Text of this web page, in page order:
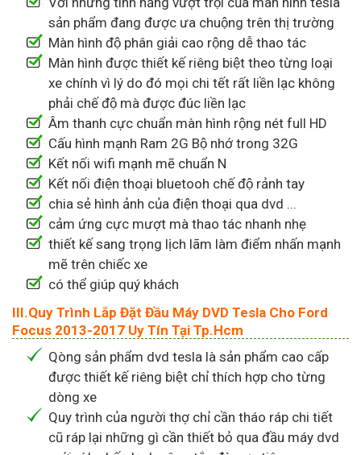
sản phẩm đang được ưa chuộng trên thị trường
Màn hình độ phân giải cao rộng dễ thao tác
Màn hình được thiết kế riêng biệt theo từng loại
xe chính vì lý do đó mọi chi tết rất liền lạc không
phải chế độ mà được đúc liền lạc
Âm thanh cực chuẩn màn hình rộng nét full HD
Cấu hình mạnh Ram 2G Bộ nhớ trong 32G
Kết nối wifi mạnh mẽ chuẩn N
Kết nối điện thoại bluetooh chế độ rảnh tay
chia sẻ hình ảnh của điện thoại qua dvd ...
cảm ứng cực mượt mà thao tác nhanh nhẹ
thiết kế sang trọng lịch lãm làm điểm nhấn mạnh
mẽ trên chiếc xe
có thể giúp quý khách
III.Quy Trình Lắp Đặt Đầu Máy DVD Tesla Cho Ford
Focus 2013-2017 Uy Tín Tại Tp.Hcm
Qòng sản phẩm dvd tesla là sản phẩm cao cấp
được thiết kế riêng biệt chỉ thích hợp cho từng
dòng xe
Quy trình của người thợ chỉ cần tháo ráp chi tiết
cũ ráp lại những gì cần thiết bỏ qua đầu máy dvd